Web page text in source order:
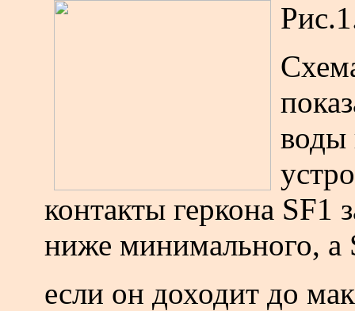
воды
контакты геркона SF1
ниже минимального,
если он доходит до